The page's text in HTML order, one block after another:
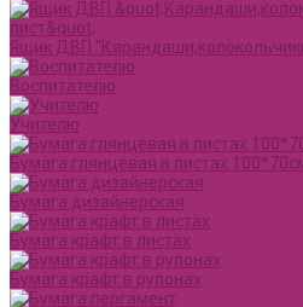
Ящик ДВП
Воспитателю
Учителю
Бумага глянцевая в листах
Бумага дизайнерская
Бумага крафт в листах
Бумага крафт в рулонах